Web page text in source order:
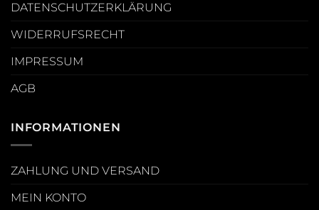
DATENSCHUTZERKLÄRUNG
WIDERRUFSRECHT
IMPRESSUM
AGB
INFORMATIONEN
ZAHLUNG UND VERSAND
MEIN KONTO